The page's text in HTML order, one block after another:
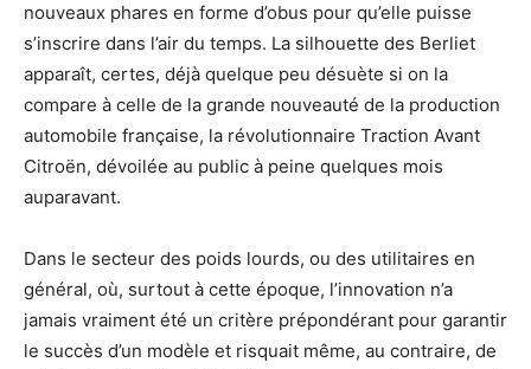
nouveaux phares en forme d’obus pour qu’elle puisse
s’inscrire dans l’air du temps. La silhouette des Berliet
apparaît, certes, déjà quelque peu désuète si on la
compare à celle de la grande nouveauté de la production
automobile française, la révolutionnaire Traction Avant
Citroën, dévoilée au public à peine quelques mois
auparavant.
Dans le secteur des poids lourds, ou des utilitaires en
général, où, surtout à cette époque, l’innovation n’a
jamais vraiment été un critère prépondérant pour garantir
le succès d’un modèle et risquait même, au contraire, de